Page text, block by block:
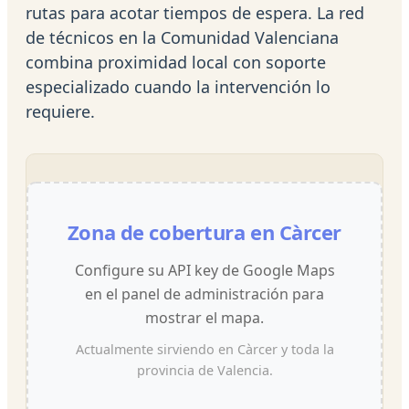
rutas para acotar tiempos de espera. La red
de técnicos en la Comunidad Valenciana
combina proximidad local con soporte
especializado cuando la intervención lo
requiere.
Zona de cobertura en Càrcer
Configure su API key de Google Maps
en el panel de administración para
mostrar el mapa.
Actualmente sirviendo en Càrcer y toda la
provincia de Valencia.